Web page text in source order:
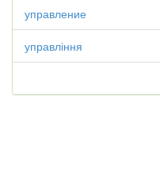
управление
управління